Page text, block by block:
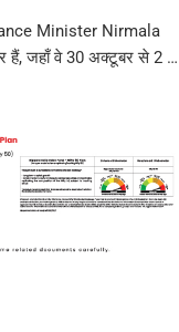
Minister Nirmala
हैं, जहाँ वे 30 अक्टूबर से 2 …